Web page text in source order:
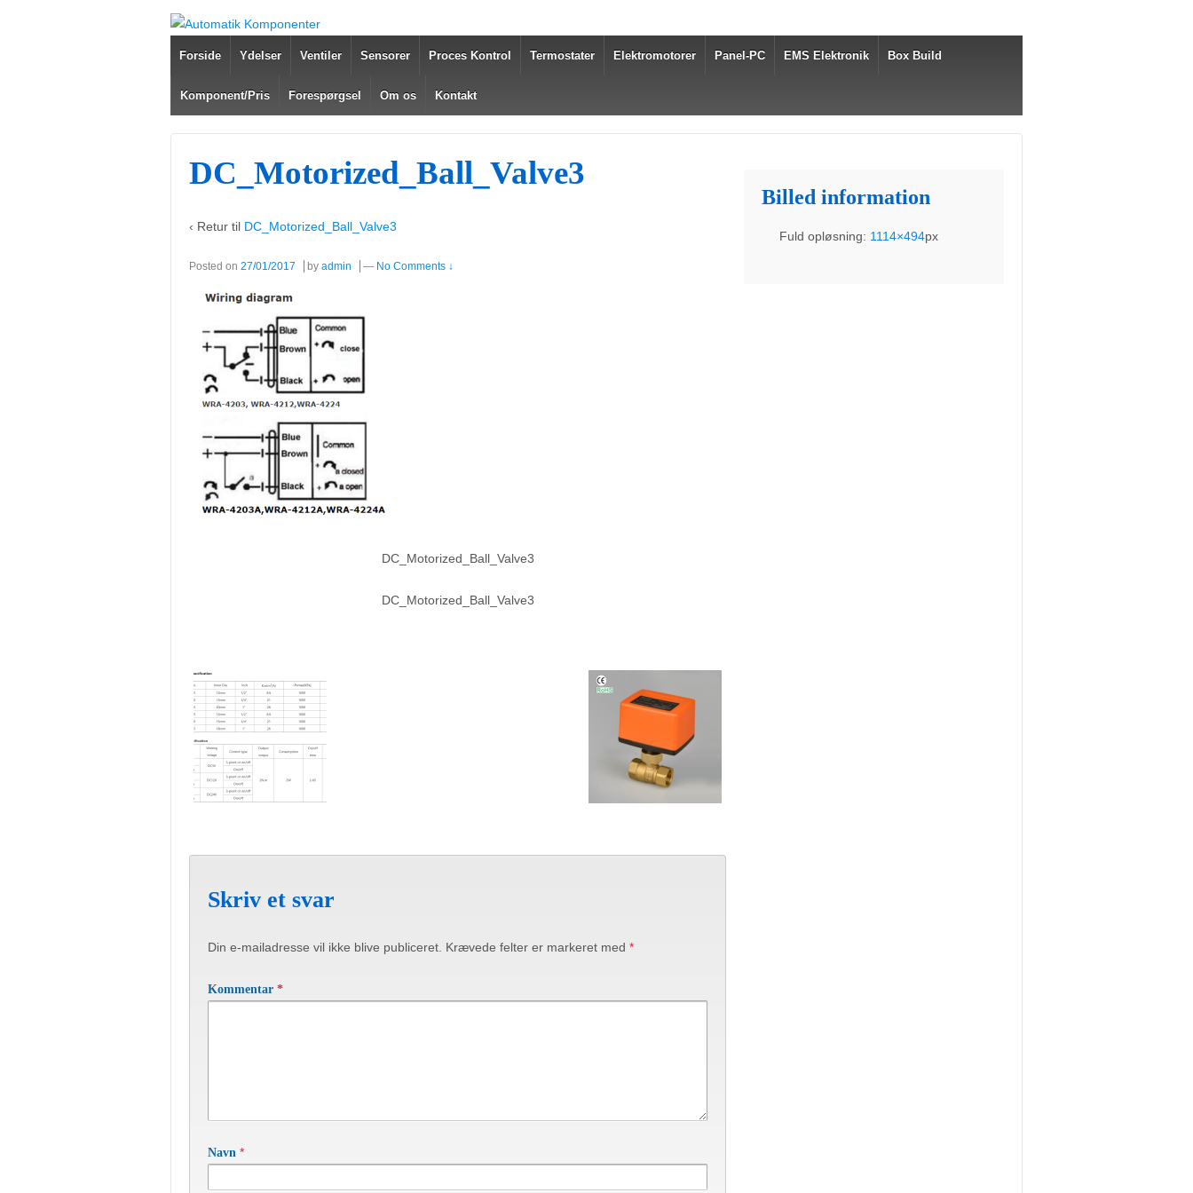
Forside Ydelser Ventiler Sensorer Proces Kontrol Termostater Elektromotorer Panel-PC EMS Elektronik Box Build
Komponent/Pris Forespørgsel Om os Kontakt
DC_Motorized_Ball_Valve3
‹ Retur til DC_Motorized_Ball_Valve3
Posted on 27/01/2017 by admin — No Comments ↓
DC_Motorized_Ball_Valve3
DC_Motorized_Ball_Valve3
Skriv et svar
Din e-mailadresse vil ikke blive publiceret. Krævede felter er markeret med *
Kommentar *
Navn *
Billed information
Fuld opløsning: 1114×494px